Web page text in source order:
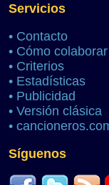
Servicios
• Contacto
• Cómo colaborar
• Criterios
• Estadísticas
• Publicidad
• Versión clásica
•
Síguenos